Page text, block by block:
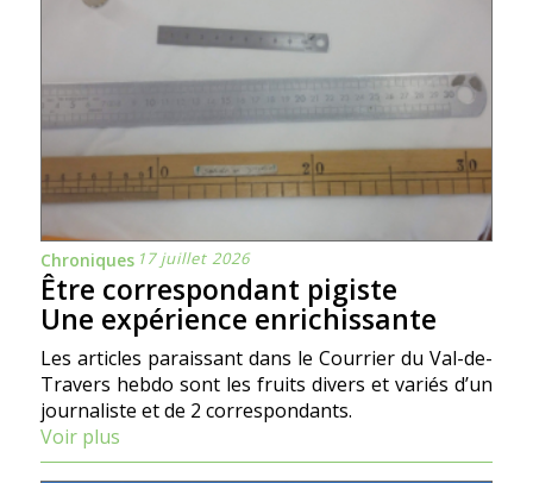
Chroniques 17 juillet 2026
Être correspondant pigiste
Une expérience enrichissante
Les articles paraissant dans le Courrier du Val-de-
Travers hebdo sont les fruits divers et variés d’un
journaliste et de 2 correspondants.
Voir plus